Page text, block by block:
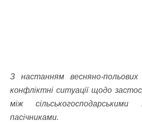
З настанням весняно-
конфліктні ситуації щодо
між
пасічниками.